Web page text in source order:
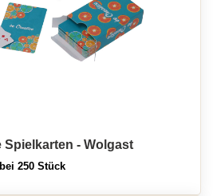
Spielkarten - Wolgast
250 Stück